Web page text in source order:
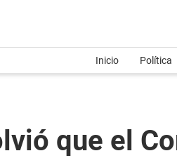
Inicio Política
que el